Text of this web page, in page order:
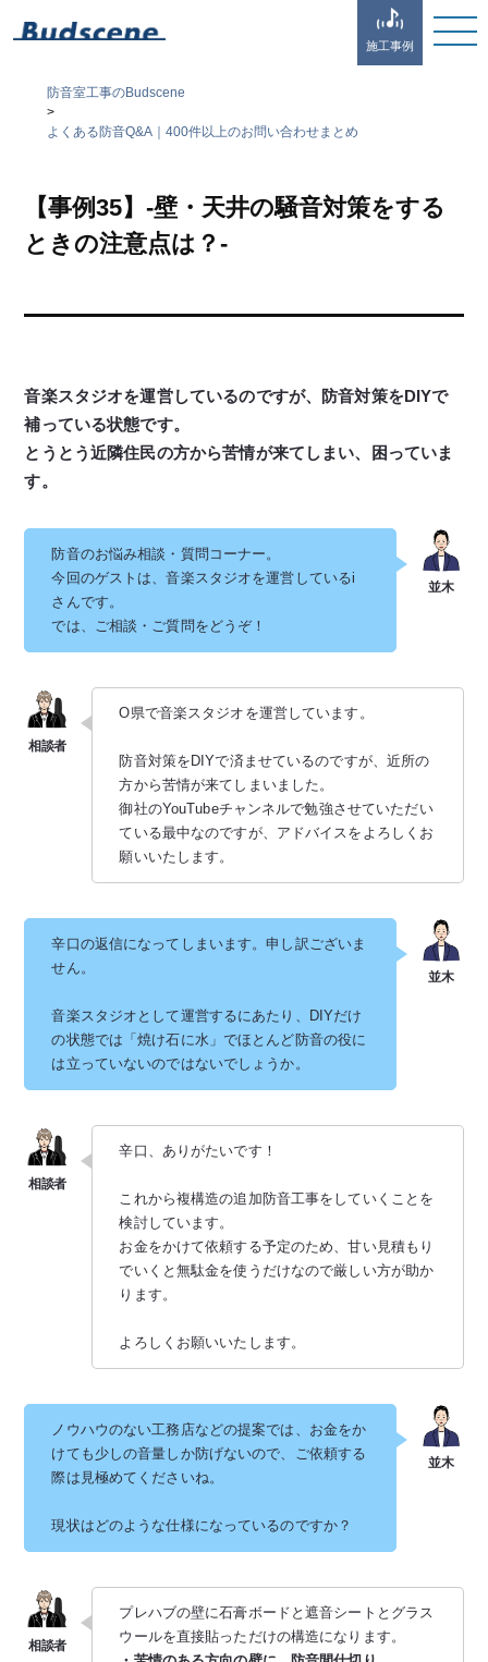
施工事例
防音室工事のBudscene
>
よくある防音Q&A｜400件以上のお問い合わせまとめ
【事例35】-壁・天井の騒音対策をする
ときの注意点は？-
音楽スタジオを運営しているのですが、防音対策をDIYで
補っている状態です。
とうとう近隣住民の方から苦情が来てしまい、困っていま
す。
防音のお悩み相談・質問コーナー。
今回のゲストは、音楽スタジオを運営しているi
さんです。
では、ご相談・ご質問をどうぞ！
O県で音楽スタジオを運営しています。
防音対策をDIYで済ませているのですが、近所の
方から苦情が来てしまいました。
御社のYouTubeチャンネルで勉強させていただい
ている最中なのですが、アドバイスをよろしくお
願いいたします。
辛口の返信になってしまいます。申し訳ございま
せん。
音楽スタジオとして運営するにあたり、DIYだけ
の状態では「焼け石に水」でほとんど防音の役に
は立っていないのではないでしょうか。
辛口、ありがたいです！
これから複構造の追加防音工事をしていくことを
検討しています。
お金をかけて依頼する予定のため、甘い見積もり
でいくと無駄金を使うだけなので厳しい方が助か
ります。
よろしくお願いいたします。
ノウハウのない工務店などの提案では、お金をか
けても少しの音量しか防げないので、ご依頼する
際は見極めてくださいね。
現状はどのような仕様になっているのですか？
プレハブの壁に石膏ボードと遮音シートとグラス
ウールを直接貼っただけの構造になります。